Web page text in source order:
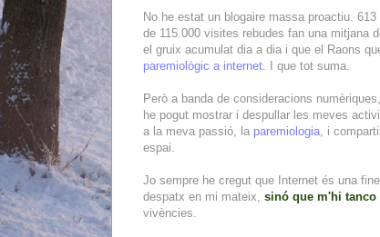
No he estat un blogaire massa proactiu.
de 115.000 visites rebudes fan una mitjana
el gruix acumulat dia a dia i que el Raons
paremiològic a internet . I que tot suma.
Però a banda de consideracions
he pogut mostrar i despullar les meves
a la meva passió, la paremiologia , i
espai.
Jo sempre he cregut que Internet és una
despatx en mi mateix, sinó que m'hi
vivències.